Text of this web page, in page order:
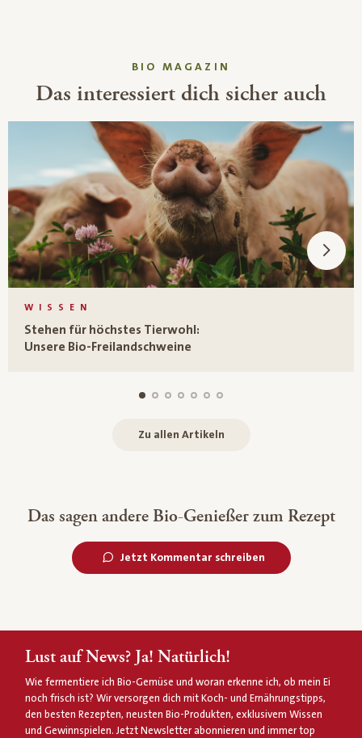
BIO MAGAZIN
Das interessiert dich sicher auch
WISSEN
Stehen für höchstes Tierwohl:
Unsere Bio-Freilandschweine
Zu allen Artikeln
Das sagen andere Bio-Genießer zum Rezept
Jetzt Kommentar schreiben
Lust auf News? Ja! Natürlich!
Wie fermentiere ich Bio-Gemüse und woran erkenne ich, ob mein Ei
noch frisch ist? Wir versorgen dich mit Koch- und Ernährungstipps,
den besten Rezepten, neusten Bio-Produkten, exklusivem Wissen
und Gewinnspielen. Jetzt Newsletter abonnieren und immer top